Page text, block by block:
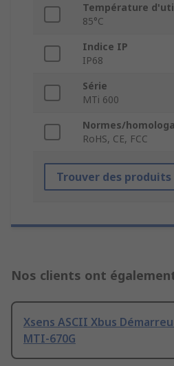
Température
85°C
Indice IP
IP68
Série
MTi 600
Normes/
RoHS, CE, FCC
Trouver des
Nos clients ont
Xsens ASCII Xbus
MTI-670G